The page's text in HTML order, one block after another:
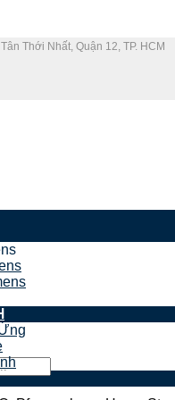
Thới Nhất, Quận 12, TP. HCM